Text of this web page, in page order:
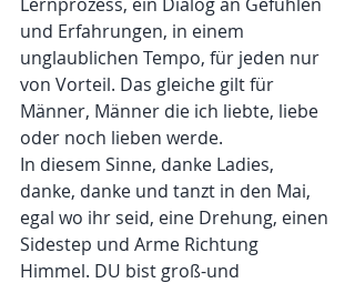
und Erfahrungen, in einem
unglaublichen Tempo, für jeden nur
von Vorteil. Das gleiche gilt für
Männer, Männer die ich liebte, liebe
oder noch lieben werde.
In diesem Sinne, danke Ladies,
danke, danke und tanzt in den Mai,
egal wo ihr seid, eine Drehung, einen
Sidestep und Arme Richtung
Himmel. DU bist groß-und